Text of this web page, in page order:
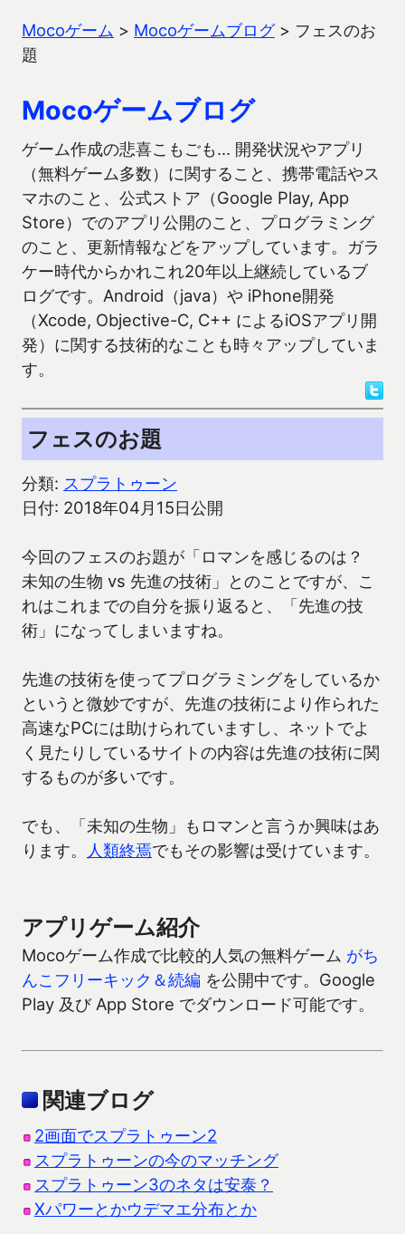
Mocoゲーム > Mocoゲームブログ> フェスのお
題
Mocoゲームブログ
ゲーム作成の悲喜こもごも… 開発状況やアプリ
（無料ゲーム多数）に関すること、携帯電話やス
マホのこと、公式ストア（Google Play, App
Store）でのアプリ公開のこと、プログラミング
のこと、更新情報などをアップしています。ガラ
ケー時代からかれこれ20年以上継続しているブ
ログです。Android（java）や iPhone開発
（Xcode, Objective-C, C++ によるiOSアプリ開
発）に関する技術的なことも時々アップしていま
す。
フェスのお題
分類: スプラトゥーン
日付: 2018年04月15日公開
今回のフェスのお題が「ロマンを感じるのは？
未知の生物 vs 先進の技術」とのことですが、こ
れはこれまでの自分を振り返ると、「先進の技
術」になってしまいますね。
先進の技術を使ってプログラミングをしているか
というと微妙ですが、先進の技術により作られた
高速なPCには助けられていますし、ネットでよ
く見たりしているサイトの内容は先進の技術に関
するものが多いです。
でも、「未知の生物」もロマンと言うか興味はあ
ります。
人類終焉でもその影響は受けています。
アプリゲーム紹介
Mocoゲーム作成で比較的人気の無料ゲーム がち
んこフリーキック＆続編 を公開中です。Google
Play 及び App Store でダウンロード可能です。
関連ブログ
2画面でスプラトゥーン2
スプラトゥーンの今のマッチング
スプラトゥーン3のネタは安泰？
Xパワーとかウデマエ分布とか